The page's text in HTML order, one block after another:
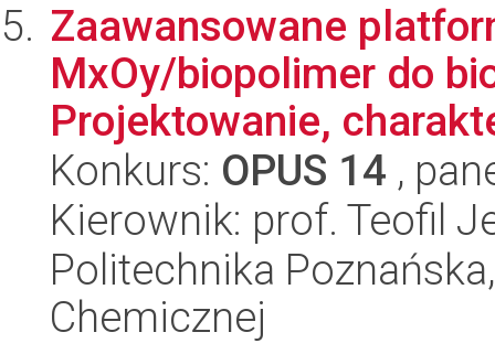
Zaawansowane
MxOy/biopolimer do
Projektowanie,
Konkurs: OPUS 14 ,
Kierownik: prof. Teofil
Politechnika
Chemicznej